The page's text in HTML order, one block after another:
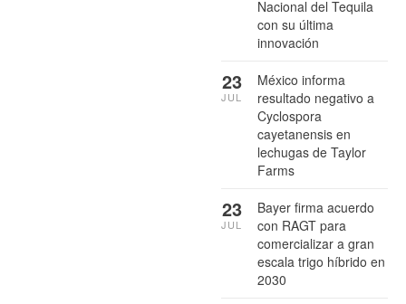
Nacional del Tequila
con su última
innovación
México informa
resultado negativo a
Cyclospora
cayetanensis en
lechugas de Taylor
Farms
23
JUL
Bayer firma acuerdo
con RAGT para
comercializar a gran
escala trigo híbrido en
2030
23
JUL